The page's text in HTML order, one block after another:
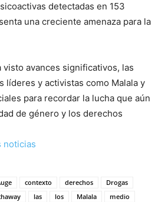
detectadas en 153
una creciente amenaza para la
visto avances significativos, las
líderes y activistas como Malala y
para recordar la lucha que aún
de género y los derechos
noticias
contexto derechos
Drogas
las los Malala
medio